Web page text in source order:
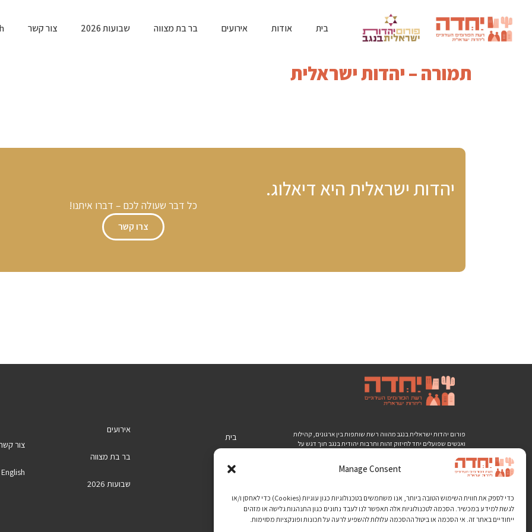
Manage Consent
כדי לספק את חווית השימוש הטובה ביותר, אנו משתמשים בטכנולוגיות כגון עוגיות (Cookies) כדי לאחסן ו/או
לגשת למידע במכשיר. הסכמה לטכנולוגיות אלה תאפשר לנו לעבד נתונים כגון התנהגות גלישה או מזהים
ייחודיים באתר זה. אי הסכמה או ביטול ההסכמה עלולות להשפיע לרעה על תכונות ופונקציות מסוימות.
בית אודות אירועים בר בת מצווה שבועות 2026 צור קשר
תמורה – יהדות ישראלית
יהדות ישראלית היא דיאלוג.
כל דבר שעולה לכם – דברו איתנו!
צרו קשר
פורום יהדות ישראלית בנגב מהווה רשת שותפות בין ארגונים, קהילות
ואנשים שפועלים יחד לחיזוק זהות ותרבות יהודית בנגב תוך דגש על
סובלנות, ערבות הדדית וכיבוד אדם וסביבה. כל זאת מתוך תפיסה שאלו
ערכי יסוד ביהדות ועל ידי שיתוף פעולה של חברי הפורום ויד ביד עם
בית
אודות
אירועים
בר בת מצווה
שבועות 2026
צור
English